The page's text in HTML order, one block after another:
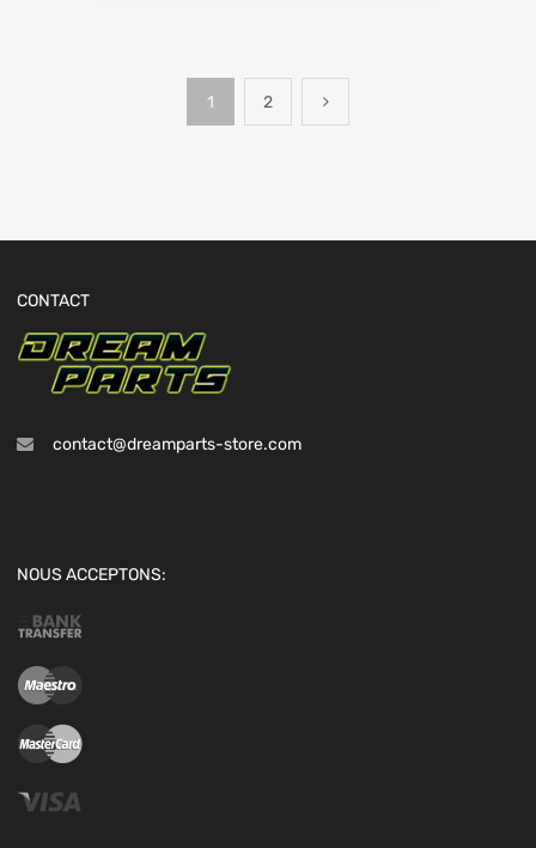
1 2
CONTACT
contact@dreamparts-store.com
NOUS ACCEPTONS: